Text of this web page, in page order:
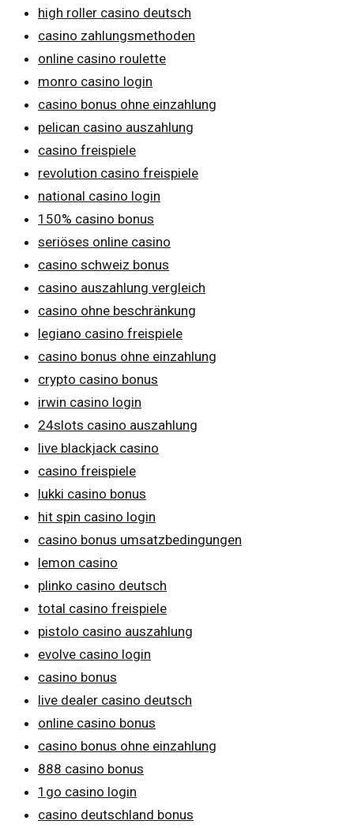
high roller casino deutsch
casino zahlungsmethoden
online casino roulette
monro casino login
casino bonus ohne einzahlung
pelican casino auszahlung
casino freispiele
revolution casino freispiele
national casino login
150% casino bonus
seriöses online casino
casino schweiz bonus
casino auszahlung vergleich
casino ohne beschränkung
legiano casino freispiele
casino bonus ohne einzahlung
crypto casino bonus
irwin casino login
24slots casino auszahlung
live blackjack casino
casino freispiele
lukki casino bonus
hit spin casino login
casino bonus umsatzbedingungen
lemon casino
plinko casino deutsch
total casino freispiele
pistolo casino auszahlung
evolve casino login
casino bonus
live dealer casino deutsch
online casino bonus
casino bonus ohne einzahlung
888 casino bonus
1go casino login
casino deutschland bonus